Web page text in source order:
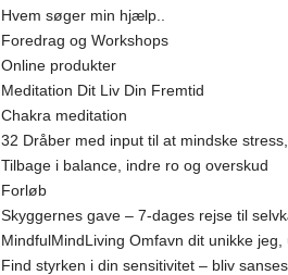
Hvem søger min hjælp..
Foredrag og Workshops
Online produkter
Meditation Dit Liv Din Fremtid
Chakra meditation
32 Dråber med input til at mindske
Tilbage i balance, indre ro og overskud
Forløb
Skyggernes gave – 7-dages rejse til
MindfulMindLiving Omfavn dit unikke jeg,
Find styrken i din sensitivitet – bliv